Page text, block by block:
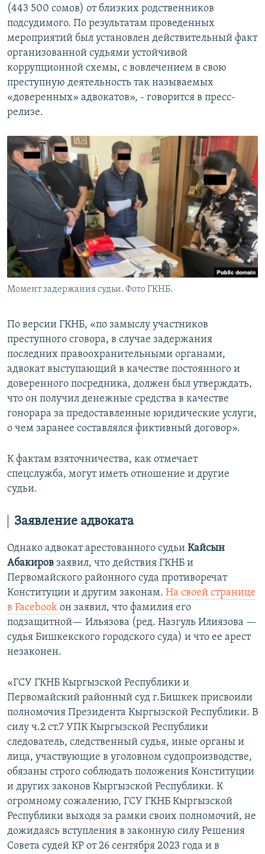
(443 500 сомов) от близких родственников
подсудимого. По результатам проведенных
мероприятий был установлен действительный факт
организованной судьями устойчивой
коррупционной схемы, с вовлечением в свою
преступную деятельность так называемых
«доверенных» адвокатов», - говорится в пресс-
релизе.
Момент задержания судьи. Фото ГКНБ.
По версии ГКНБ, «по замыслу участников
преступного сговора, в случае задержания
последних правоохранительными органами,
адвокат выступающий в качестве постоянного и
доверенного посредника, должен был утверждать,
что он получил денежные средства в качестве
гонорара за предоставленные юридические услуги,
о чем заранее составлялся фиктивный договор».
К фактам взяточничества, как отмечает
спецслужба, могут иметь отношение и другие
судьи.
Заявление адвоката
Однако адвокат арестованного судьи Кайсын
Абакиров заявил, что действия ГКНБ и
Первомайского районного суда противоречат
Конституции и другим законам. На своей странице
в Facebook он заявил, что фамилия его
подзащитной— Ильязова (ред. Назгуль Илиязова —
судья Бишкекского городского суда) и что ее арест
незаконен.
«ГСУ ГКНБ Кыргызской Республики и
Первомайский районный суд г.Бишкек присвоили
полномочия Президента Кыргызской Республики. В
силу ч.2 ст.7 УПК Кыргызской Республики
следователь, следственный судья, иные органы и
лица, участвующие в уголовном судопроизводстве,
обязаны строго соблюдать положения Конституции
и других законов Кыргызской Республики. К
огромному сожалению, ГСУ ГКНБ Кыргызской
Республики выходя за рамки своих полномочий, не
дожидаясь вступления в законную силу Решения
Совета судей КР от 26 сентября 2023 года и в